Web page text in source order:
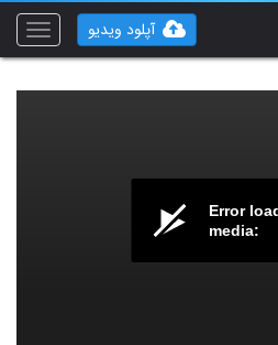
Toggle
آپلود ویدیو
Error
media: